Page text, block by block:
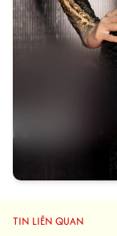
TIN LIÊN QUAN